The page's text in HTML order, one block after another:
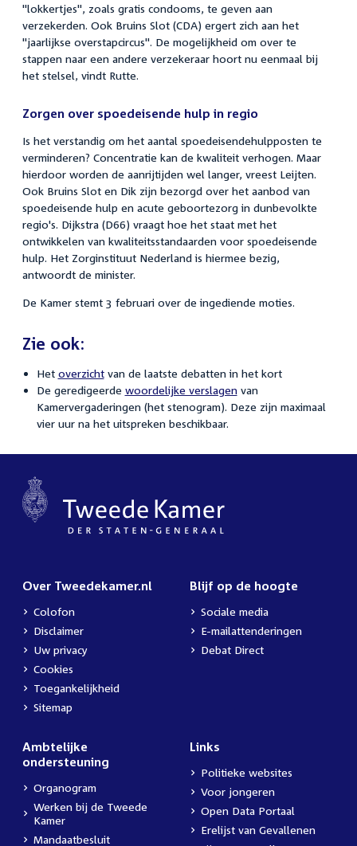
"lokkertjes", zoals gratis condooms, te geven aan
verzekerden. Ook Bruins Slot (CDA) ergert zich aan het
"jaarlijkse overstapcircus". De mogelijkheid om over te
stappen naar een andere verzekeraar hoort nu eenmaal bij
het stelsel, vindt Rutte.
Zorgen over spoedeisende hulp in regio
Is het verstandig om het aantal spoedeisendehulpposten te
verminderen? Concentratie kan de kwaliteit verhogen. Maar
hierdoor worden de aanrijtijden wel langer, vreest Leijten.
Ook Bruins Slot en Dik zijn bezorgd over het aanbod van
spoedeisende hulp en acute geboortezorg in dunbevolkte
regio's. Dijkstra (D66) vraagt hoe het staat met het
ontwikkelen van kwaliteitsstandaarden voor spoedeisende
hulp. Het Zorginstituut Nederland is hiermee bezig,
antwoordt de minister.
De Kamer stemt 3 februari over de ingediende moties.
Zie ook:
Het overzichtvan de laatste debatten in het kort
De geredigeerde woordelijke verslagenvan
Kamervergaderingen (het stenogram). Deze zijn maximaal
vier uur na het uitspreken beschikbaar.
Over Tweedekamer.nl
Colofon
Disclaimer
Uw privacy
Cookies
Toegankelijkheid
Sitemap
Blijf op de hoogte
Sociale media
E-mailattenderingen
Debat Direct
Ambtelijke
ondersteuning
Organogram
Werken bij de Tweede
Kamer
Mandaatbesluit
Links
Politieke websites
Voor jongeren
Open Data Portaal
Erelijst van Gevallenen